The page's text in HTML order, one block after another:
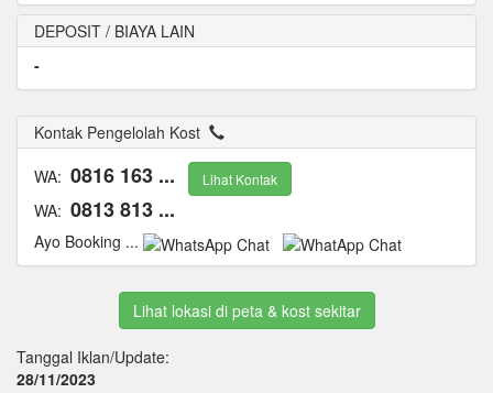
DEPOSIT / BIAYA LAIN
-
Kontak Pengelolah Kost
WA: 0816 163 ... Lihat Kontak
WA: 0813 813 ...
Ayo Booking ...
Lihat lokasi di peta & kost sekitar
Tanggal Iklan/Update:
28/11/2023